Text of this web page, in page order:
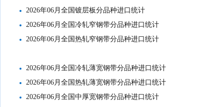
2026年06月全国镀层板分品种进口统计
2026年06月全国冷轧窄钢带分品种进口统计
2026年06月全国热轧窄钢带分品种进口统计
2026年06月全国冷轧薄宽钢带分品种进口统计
2026年06月全国热轧薄宽钢带分品种进口统计
2026年06月全国中厚宽钢带分品种进口统计